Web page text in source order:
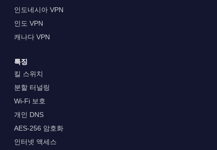
인도네시아 VPN
인도 VPN
캐나다 VPN
특징
킬 스위치
분할 터널링
Wi-Fi 보호
개인 DNS
AES-256 암호화
인터넷 액세스